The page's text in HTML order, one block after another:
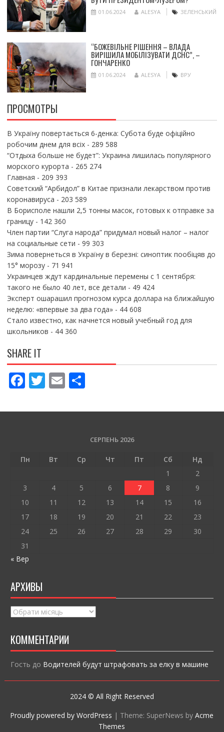
01.06.2024 ALESYA ЗЕЛЕНСЬКИЙ
“БОЖЕВІЛЬНЕ РІШЕННЯ – ВЛАДА
ВИРІШИЛА МОБІЛІЗУВАТИ ДСНС”, –
ГОНЧАРЕНКО
01.06.2024 ALESYA ВРУ
ПРОСМОТРЫ
В Україну повертається 6-денка: Субота буде офіційно
робочим днем для всіх- 289 588
“Отдыха больше не будет”: Украина лишилась популярного
морского курорта - 265 274
Главная - 209 393
Советский “Арбидол” в Китае признали лекарством против
коронавируса - 203 589
В Борисполе нашли 2,5 тонны масок, готовых к отправке за
границу- 142 360
Член партии “Слуга народа” придумал новый налог – налог
на социальные сети - 99 303
Зима повернеться в Україну в березні: синоптик пообіцяв до
15° морозу- 71 941
Украинцев ждут кардинальные перемены с 1 сентября:
такого не было 40 лет, все детали - 49 424
Эксперт ошарашил прогнозом курса доллара на ближайшую
неделю: «впервые за два года»- 44 608
Стало известно, как начнется новый учебный год для
школьников - 44 360
SHARE IT
F
e
o
T
itt
E
ai
П
ді
и
т
СЕРПЕНЬ 2026
Пн Вт Ср Чт Пт Сб
Нд
1
2
3
4 5 6 7 8
9
10
11 12 13 14 15
16
17
18 19 20 21 22
23
24
25 26 27 28 29
30
31
« Вер
АРХИВЫ
Архивы
КОММЕНТАРИИ
Гость до Водителей будут штрафовать за елку в машине
2024 © All Right Reserved
Proudly powered by WordPress | Theme: SuperNews byAcme
Themes